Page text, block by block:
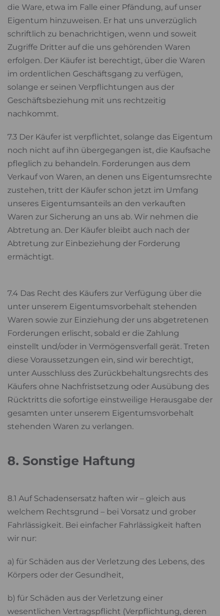
die Ware, etwa im Falle einer Pfändung, auf unser
Eigentum hinzuweisen. Er hat uns unverzüglich
schriftlich zu benachrichtigen, wenn und soweit
Zugriffe Dritter auf die uns gehörenden Waren
erfolgen. Der Käufer ist berechtigt, über die Waren
im ordentlichen Geschäftsgang zu verfügen,
solange er seinen Verpflichtungen aus der
Geschäftsbeziehung mit uns rechtzeitig
nachkommt.
7.3 Der Käufer ist verpflichtet, solange das Eigentum
noch nicht auf ihn übergegangen ist, die Kaufsache
pfleglich zu behandeln. Forderungen aus dem
Verkauf von Waren, an denen uns Eigentumsrechte
zustehen, tritt der Käufer schon jetzt im Umfang
unseres Eigentumsanteils an den verkauften
Waren zur Sicherung an uns ab. Wir nehmen die
Abtretung an. Der Käufer bleibt auch nach der
Abtretung zur Einbeziehung der Forderung
ermächtigt.
7.4 Das Recht des Käufers zur Verfügung über die
unter unserem Eigentumsvorbehalt stehenden
Waren sowie zur Einziehung der uns abgetretenen
Forderungen erlischt, sobald er die Zahlung
einstellt und/oder in Vermögensverfall gerät. Treten
diese Voraussetzungen ein, sind wir berechtigt,
unter Ausschluss des Zurückbehaltungsrechts des
Käufers ohne Nachfristsetzung oder Ausübung des
Rücktritts die sofortige einstweilige Herausgabe der
gesamten unter unserem Eigentumsvorbehalt
stehenden Waren zu verlangen.
8. Sonstige Haftung
8.1 Auf Schadensersatz haften wir – gleich aus
welchem Rechtsgrund – bei Vorsatz und grober
Fahrlässigkeit. Bei einfacher Fahrlässigkeit haften
wir nur:
a) für Schäden aus der Verletzung des Lebens, des
Körpers oder der Gesundheit,
b) für Schäden aus der Verletzung einer
wesentlichen Vertragspflicht (Verpflichtung, deren